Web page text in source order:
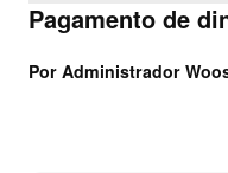
Pagamento de
Por Administrador